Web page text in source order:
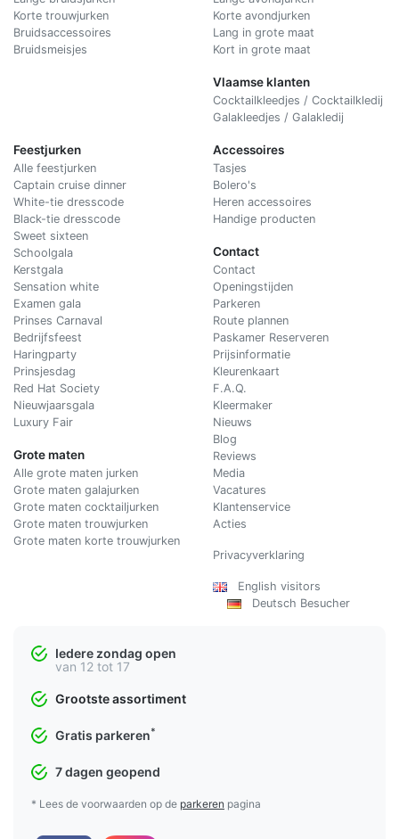
Korte trouwjurken
Bruidsaccessoires
Bruidsmeisjes
Korte avondjurken
Lang in grote maat
Kort in grote maat
Vlaamse klanten
Cocktailkleedjes / Cocktailkledij
Galakleedjes / Galakledij
Feestjurken
Alle feestjurken
Captain cruise dinner
White-tie dresscode
Black-tie dresscode
Sweet sixteen
Schoolgala
Kerstgala
Sensation white
Examen gala
Prinses Carnaval
Bedrijfsfeest
Haringparty
Prinsjesdag
Red Hat Society
Nieuwjaarsgala
Luxury Fair
Grote maten
Alle grote maten jurken
Grote maten galajurken
Grote maten cocktailjurken
Grote maten trouwjurken
Grote maten korte trouwjurken
Accessoires
Tasjes
Bolero's
Heren accessoires
Handige producten
Contact
Contact
Openingstijden
Parkeren
Route plannen
Paskamer Reserveren
Prijsinformatie
Kleurenkaart
F.A.Q.
Kleermaker
Nieuws
Blog
Reviews
Media
Vacatures
Klantenservice
Acties
Privacyverklaring
English visitors
Deutsch Besucher
Iedere zondag open
van 12 tot 17
Grootste assortiment
Gratis parkeren*
7 dagen geopend
* Lees de voorwaarden op de parkeren pagina